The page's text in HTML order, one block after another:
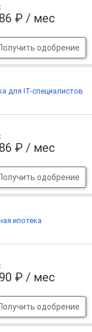
₽ / мес
одобрение
₽ / мес
одобрение
для IT-специалистов
₽ / мес
одобрение
ипотека